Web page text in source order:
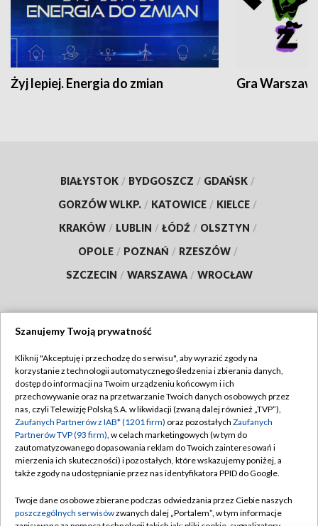
Żyj lepiej. Energia do zmian Gra
BIAŁYSTOK / BYDGOSZCZ / GDAŃSK /
GORZÓW WLKP. / KATOWICE / KIELCE /
KRAKÓW / LUBLIN / ŁÓDŹ / OLSZTYN /
OPOLE / POZNAŃ / RZESZÓW /
SZCZECIN / WARSZAWA / WROCŁAW
TVP
Abonament TVP
Emisja w TVP
Centrum informacji TVP
Naziemna Telewizja Cyfrowa
Rada Programowa
Regulamin TVP
Polityka prywatności
Moje zgody
Pomoc
Kontakt
Szanujemy Twoją prywatność
Kliknij "Akceptuję i przechodzę do serwisu", aby wyrazić zgody na
korzystanie z technologii automatycznego śledzenia i zbierania danych,
dostęp do informacji na Twoim urządzeniu końcowym i ich
przechowywanie oraz na przetwarzanie Twoich danych osobowych przez
nas, czyli Telewizję Polską S.A. w likwidacji (zwaną dalej również „TVP”),
Zaufanych Partnerów z IAB* (1201 firm) oraz pozostałych Zaufanych
Partnerów TVP (93 firm), w celach marketingowych (w tym do
zautomatyzowanego dopasowania reklam do Twoich zainteresowań i
mierzenia ich skuteczności) i pozostałych, które wskazujemy poniżej, a
także zgody na udostępnianie przez nas identyfikatora PPID do Google.
Twoje dane osobowe zbierane podczas odwiedzania przez Ciebie naszych
poszczególnych serwisówzwanych dalej „Portalem”, w tym informacje